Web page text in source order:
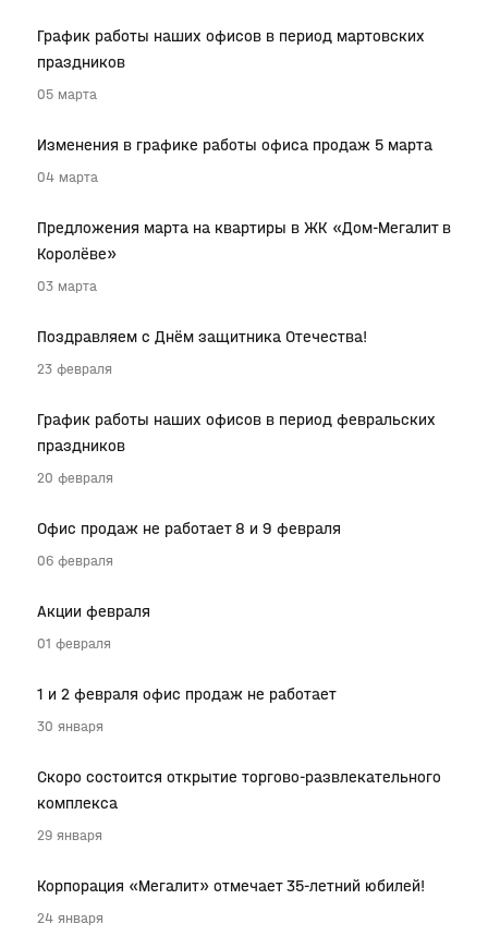
График работы наших офисов в период мартовских
праздников
05 марта
Изменения в графике работы офиса продаж 5 марта
04 марта
Предложения марта на квартиры в ЖК «Дом-Мегалит в
Королёве»
03 марта
Поздравляем с Днём защитника Отечества!
23 февраля
График работы наших офисов в период февральских
праздников
20 февраля
Офис продаж не работает 8 и 9 февраля
06 февраля
Акции февраля
01 февраля
1 и 2 февраля офис продаж не работает
30 января
Скоро состоится открытие торгово-развлекательного
комплекса
29 января
Корпорация «Мегалит» отмечает 35-летний юбилей!
24 января